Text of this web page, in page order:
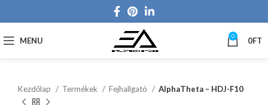
MENU 0 0FT
Kezdőlap Termékek Fejhallgató AlphaTheta – HDJ-F10